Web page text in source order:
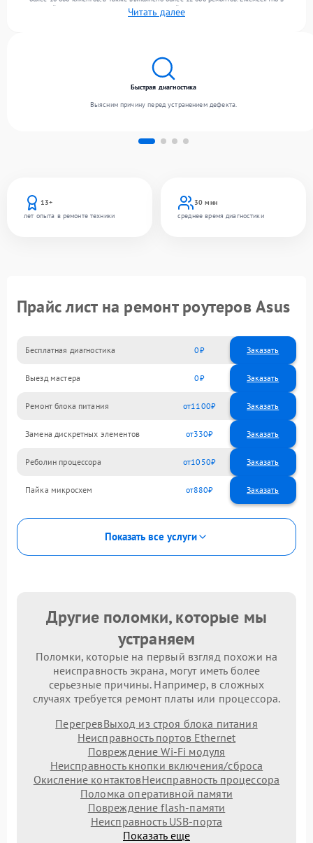
сервисный центр поступает более 300 обращений, включая , , . Мы выполняем ремонт
различного уровня сложности и гарантируем высокое качество обслуживания
Читать далее
13+
лет опыта в ремонте техники
30 мин
среднее время диагностики
Быстрая диагностика
Выясним причину перед устранением дефекта.
Прайс лист на ремонт роутеров Asus
Бесплатная диагностика 0 Заказать
Выезд мастера 0 Заказать
Ремонт блока питания 1100
Замена дискретных элементов 330
Реболин процессора 1050
Пайка микросхем 880
Показать все услуги
Другие поломки, которые мы
устраняем
Поломки, которые на первый взгляд похожи на
неисправность экрана, могут иметь более
серьезные причины. Например, в сложных
случаях требуется ремонт платы или процессора.
ПерегревВыход из строя блока питания
Неисправность портов Ethernet
Повреждение Wi-Fi модуля
Неисправность кнопки включения/сброса
Окисление контактовНеисправность процессора
Поломка оперативной памяти
Повреждение flash-памяти
Неисправность USB-порта
Показать еще